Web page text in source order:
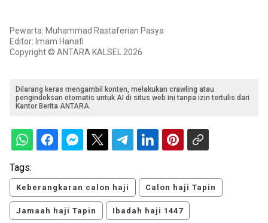
Pewarta: Muhammad Rastaferian Pasya
Editor: Imam Hanafi
Copyright © ANTARA KALSEL 2026
Dilarang keras mengambil konten, melakukan crawling atau
pengindeksan otomatis untuk AI di situs web ini tanpa izin tertulis dari
Kantor Berita ANTARA.
Tags:
Keberangkaran calon haji Calon haji Tapin
Jamaah haji Tapin Ibadah haji 1447